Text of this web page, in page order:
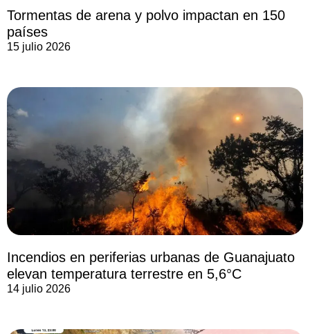
Tormentas de arena y polvo impactan en 150
países
15 julio 2026
Incendios en periferias urbanas de Guanajuato
elevan temperatura terrestre en 5,6°C
14 julio 2026